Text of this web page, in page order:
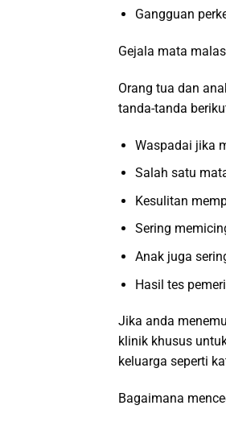
Gangguan
Gejala mata
Orang tua dan
tanda-tanda
Waspadai jika
Salah satu
Kesulitan
Sering
Anak juga
Hasil tes
Jika anda
klinik khusus
keluarga seperti
Bagaimana